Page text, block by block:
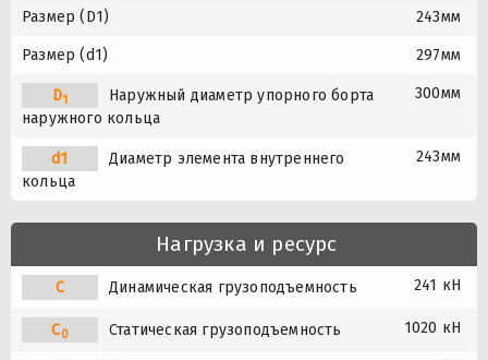
Размер (D1) 243мм
Размер (d1) 297мм
D1
Наружный диаметр упорного борта
наружного кольца
300мм
d1
Диаметр элемента внутреннего
кольца
243мм
Нагрузка и ресурс
C Динамическая грузоподъемность 241 кН
C0 Статическая грузоподъемность 1020 кН